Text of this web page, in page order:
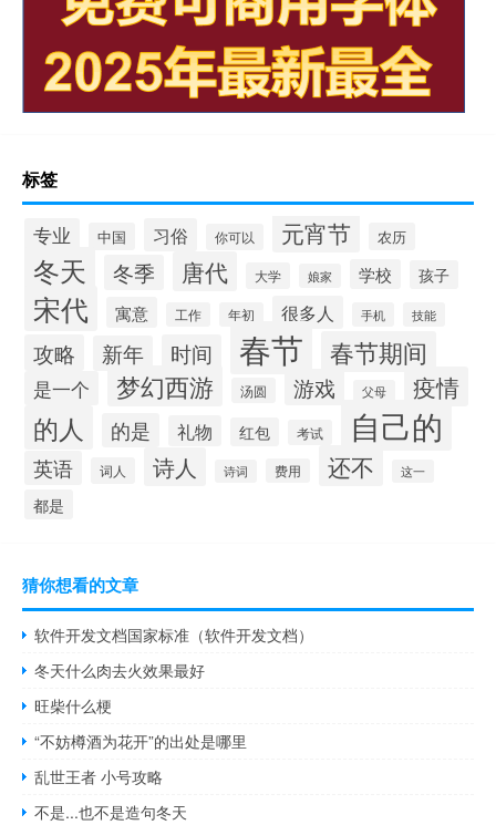
标签
专业 中国 习俗 你可以 元宵节 农历
冬天 冬季 唐代 大学 娘家 学校 孩子
宋代 寓意 工作 年初 很多人 手机 技能
攻略 新年 时间 春节 春节期间
是一个 梦幻西游 汤圆 游戏 父母 疫情
的人 的是 礼物 红包 考试 自己的
英语 词人 诗人 诗词 费用 还不 这一
都是
猜你想看的文章
软件开发文档国家标准（软件开发文档）
冬天什么肉去火效果最好
旺柴什么梗
“不妨樽酒为花开”的出处是哪里
乱世王者 小号攻略
不是...也不是造句冬天